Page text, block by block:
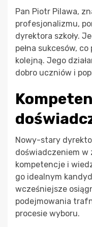
Pan Piotr Pilawa,
profesjonalizmu,
dyrektora szkoły.
pełna sukcesów,
kolejną. Jego
dobro uczniów i
Nowy-stary
doświadczeniem w
kompetencje i
go idealnym
wcześniejsze
podejmowania
procesie wyboru.